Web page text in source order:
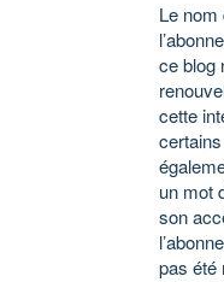
Le nom
ce blog
cette
un mot
son
pas été